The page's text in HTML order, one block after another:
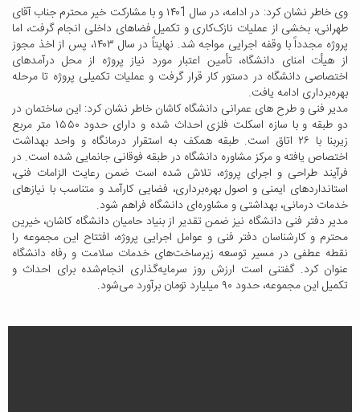
وی خاطر نشان کرد: در ادامه، در سال ۱۴۰1 و با مشارکت خیر محترم جناب آقای
طهرانی، بخشی از عملیات نازک‌کاری و تکمیل فضاهای داخلی انجام گرفت، اما
پروژه مجدداً با وقفه اجرایی مواجه شد. نهایتاً در سال ۱۴۰۳، پس از اخذ مجوز
از هیأت امنای دانشگاه، تأمین اعتبار مورد نیاز پروژه از محل درآمدهای
اختصاصی دانشگاه در دستور کار قرار گرفت و عملیات تکمیلی پروژه تا مرحله
بهره‌برداری ادامه یافت.
مدیر فنی و طرح های عمرانی دانشگاه کاشان خاطر نشان کرد: این ساختمان در
دو طبقه و با سازه اسکلت فلزی احداث شده و دارای حدود ۱۵۵۰ متر مربع
زیربنا با ۲۶ اتاق است. طبقه همکف به استقرار درمانگاه و واحد بهداشت
اختصاص یافته و مرکز مشاوره دانشگاه در طبقه فوقانی جانمایی شده است. در
فرآیند طراحی و اجرای پروژه، تلاش شده است ضمن رعایت الزامات فنی،
استانداردهای ایمنی و اصول بهره‌برداری، فضایی کارآمد و متناسب با نیازهای
خدمات درمانی، بهداشتی و مشاوره‌ای دانشگاه فراهم شود.
مدیر دفتر فنی دانشگاه نیز ضمن تقدیر از بنیاد حامیان دانشگاه کاشان، خیرین
محترم و کارشناسان دفتر فنی و عوامل اجرایی پروژه، افتتاح این مجموعه را
نقطه عطفی در مسیر توسعه زیرساخت‌های خدمات سلامت و رفاه دانشگاه
عنوان کرد. گفتنی است ارزش روز سرمایه‌گذاری انجام‌شده برای احداث و
تکمیل این مجموعه، حدود ۹۰ میلیارد تومان برآورد می‌شود.